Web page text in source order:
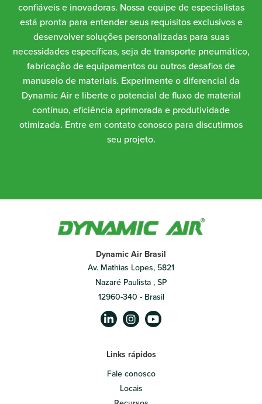
confiáveis e inovadoras. Nossa equipe de especialistas
está pronta para entender seus requisitos exclusivos e
desenvolver soluções personalizadas para suas
necessidades específicas, seja de transporte pneumático,
fabricação de equipamentos ou outros desafios de
manuseio de materiais. Experimente o diferencial da
Dynamic Air e liberte o potencial de fluxo de material
contínuo, eficiência aprimorada e produtividade
otimizada. Entre em contato conosco para discutirmos
seu projeto.
Dynamic Air Brasil
Av. Mathias Lopes, 5821
Nazaré Paulista , SP
12960-340 - Brasil
Links rápidos
Fale conosco
Locais